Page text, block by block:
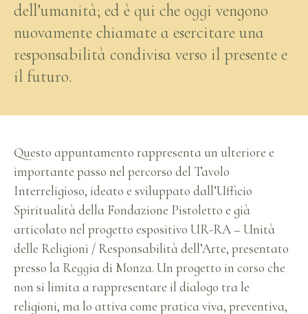
dell’umanità; ed è qui che oggi vengono
nuovamente chiamate a esercitare una
responsabilità condivisa verso il presente e
il futuro.
Questo appuntamento rappresenta un ulteriore e
importante passo nel percorso del Tavolo
Interreligioso, ideato e sviluppato dall’Ufficio
Spiritualità della Fondazione Pistoletto e già
articolato nel progetto espositivo UR-RA – Unità
delle Religioni / Responsabilità dell’Arte, presentato
presso la Reggia di Monza. Un progetto in corso che
non si limita a rappresentare il dialogo tra le
religioni, ma lo attiva come pratica viva, preventiva,